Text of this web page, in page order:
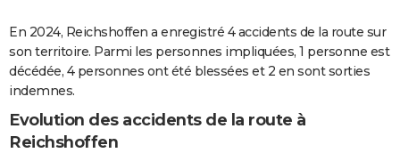
GUIDES D'ACHAT
BONS PLANS
CARTE DE VOEUX
En 2024, Reichshoffen a enregistré 4 accidents de la route sur
son territoire. Parmi les personnes impliquées, 1 personne est
décédée, 4 personnes ont été blessées et 2 en sont sorties
indemnes.
Evolution des accidents de la route à
Reichshoffen